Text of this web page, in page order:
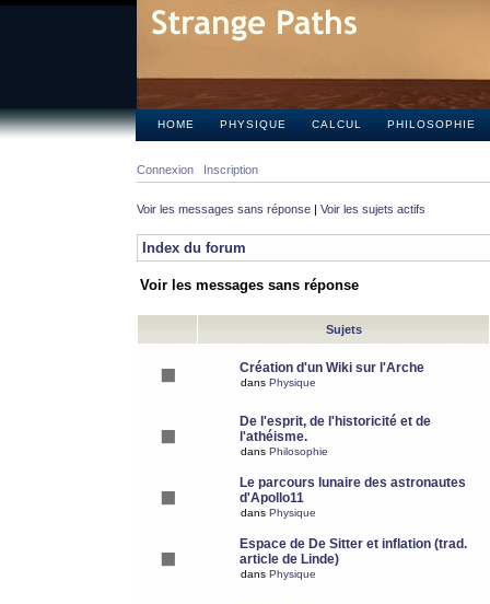
HOME PHYSIQUE CALCUL PHILOSOPHIE
Connexion Inscription
Voir les messages sans réponse | Voir les sujets actifs
Index du forum
Voir les messages sans réponse
Sujets
Création d'un Wiki sur l'Arche
dans Physique
De l'esprit, de l'historicité et de
l'athéisme.
dans Philosophie
Le parcours lunaire des astronautes
d'Apollo11
dans Physique
Espace de De Sitter et inflation (trad.
article de Linde)
dans Physique